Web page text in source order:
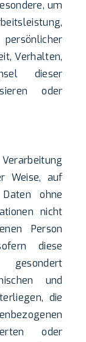
um
Verhalten,
dieser
oder
Weise, auf
ohne
nicht
Person
diese
und
die
oder